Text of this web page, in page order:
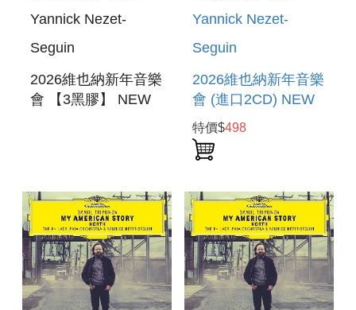
Yannick Nezet-
Seguin
2026維也納新年音樂
會 【3黑膠】 NEW
Yannick Nezet-
Seguin
2026維也納新年音樂
會 (進口2CD) NEW
YEAR`S CONCERT
2026
特價$498